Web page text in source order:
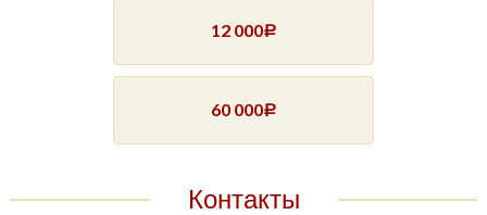
12 000Р
60 000Р
Контакты